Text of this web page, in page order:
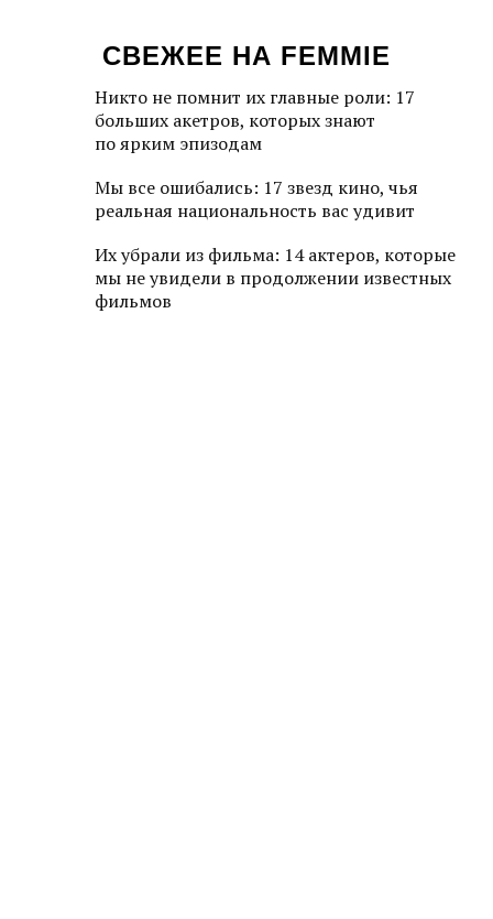
СВЕЖЕЕ НА FEMMIE
Никто не помнит их главные роли: 17
больших акетров, которых знают
по ярким эпизодам
Мы все ошибались: 17 звезд кино, чья
реальная национальность вас удивит
Их убрали из фильма: 14 актеров, которые
мы не увидели в продолжении известных
фильмов